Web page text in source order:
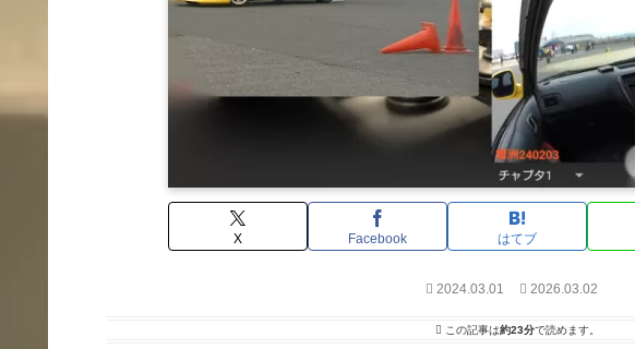
X Facebook はてブ
2024.03.01 2026.03.02
この記事は約23分で読めます。